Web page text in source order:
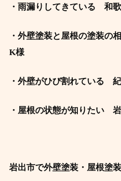
・雨漏りしてきている 和
・外壁塗装と屋根の塗装の
K様
・外壁がひび割れている 紀
・屋根の状態が知りたい
岩出市で外壁塗装・屋根塗